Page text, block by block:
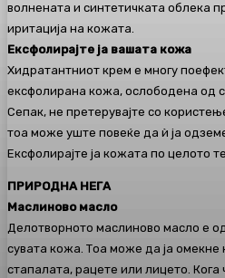
волнената и синтетичката облека
иритација на кожата.
Ексфолирајте ја вашата кожа
Хидратантниот крем е многу
ексфолирана кожа, ослободена од
Сепак, не претерувајте со
тоа може уште повеќе да ѝ ја
Ексфолирајте ја кожата по целото
ПРИРОДНА НЕГА
Маслиново масло
Делотворното маслиново масло е
сувата кожа. Тоа може да ја
стапалата, рацете или лицето. Кога